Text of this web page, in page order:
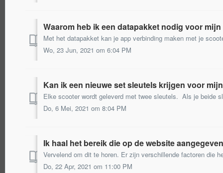
Waarom heb ik een datapakket nodig voor
Wo, 23 Jun, 2021 om 6:04 PM
Kan ik een nieuwe set sleutels krijgen voor
Do, 6 Mei, 2021 om 8:04 PM
Ik haal het bereik die op de website
Do, 22 Apr, 2021 om 11:00 PM